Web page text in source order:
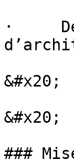
·
&#x20;
&#x20;
###